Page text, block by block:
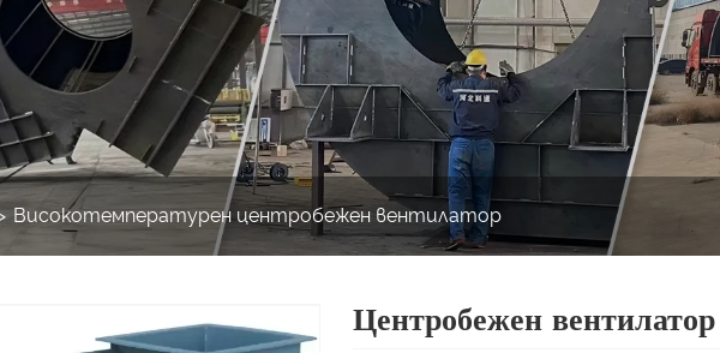
Високотемпературен центробежен вентилатор
Центробежен